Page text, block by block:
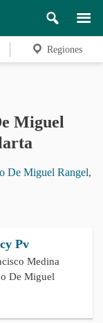
Regiones
Miguel
De Miguel Rangel,
Pv
Medina
De Miguel